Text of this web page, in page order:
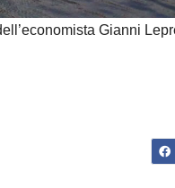
Gianni